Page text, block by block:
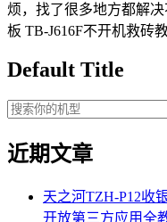
烦，找了很多地方都解
板 TB-J616F不开机救砖
Default Title
近期文章
天之河TZH-P12收
开放第三方应用全